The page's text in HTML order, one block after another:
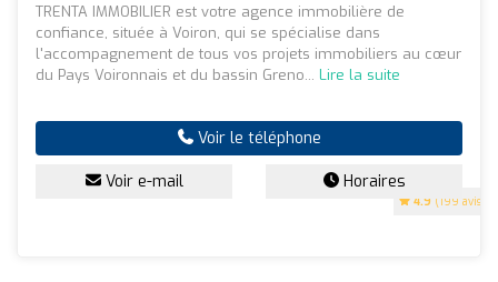
4.9 (199 avis)
TRENTA IMMOBILIER est votre agence immobilière de
confiance, située à Voiron, qui se spécialise dans
l'accompagnement de tous vos projets immobiliers au cœur
du Pays Voironnais et du bassin Greno... Lire la suite
Voir le téléphone
Voir e-mail Horaires